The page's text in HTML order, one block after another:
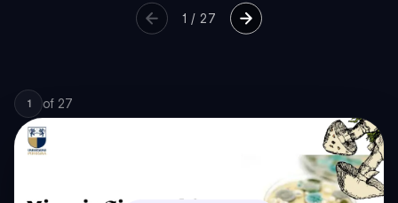
1 / 27
1 of 27